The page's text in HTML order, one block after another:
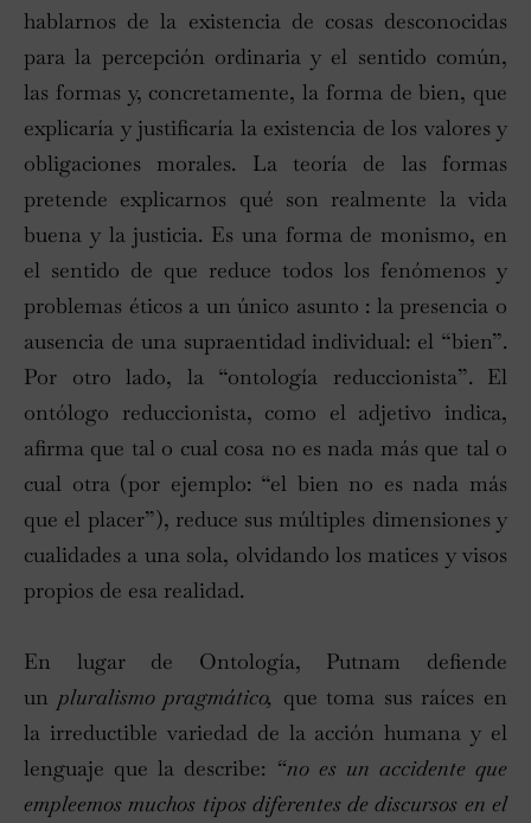
hablarnos de la existencia de cosas desconocidas
para la percepción ordinaria y el sentido común,
las formas y, concretamente, la forma de bien, que
explicaría y justificaría la existencia de los valores y
obligaciones morales. La teoría de las formas
pretende explicarnos qué son realmente la vida
buena y la justicia. Es una forma de monismo, en
el sentido de que reduce todos los fenómenos y
problemas éticos a un único asunto : la presencia o
ausencia de una supraentidad individual: el “bien”.
Por otro lado, la “ontología reduccionista”. El
ontólogo reduccionista, como el adjetivo indica,
afirma que tal o cual cosa no es nada más que tal o
cual otra (por ejemplo: “el bien no es nada más
que el placer”), reduce sus múltiples dimensiones y
cualidades a una sola, olvidando los matices y visos
propios de esa realidad.
En lugar de Ontología, Putnam defiende
un pluralismo pragmático, que toma sus raíces en
la irreductible variedad de la acción humana y el
lenguaje que la describe: “no es un accidente que
empleemos muchos tipos diferentes de discursos en el